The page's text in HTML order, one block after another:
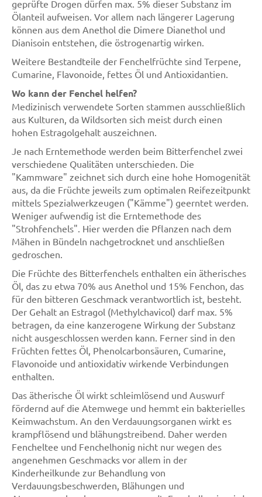
geprüfte Drogen dürfen max. 5% dieser Substanz im
Ölanteil aufweisen. Vor allem nach längerer Lagerung
können aus dem Anethol die Dimere Dianethol und
Dianisoin entstehen, die östrogenartig wirken.
Weitere Bestandteile der Fenchelfrüchte sind Terpene,
Cumarine, Flavonoide, fettes Öl und Antioxidantien.
Wo kann der Fenchel helfen?
Medizinisch verwendete Sorten stammen ausschließlich
aus Kulturen, da Wildsorten sich meist durch einen
hohen Estragolgehalt auszeichnen.
Je nach Erntemethode werden beim Bitterfenchel zwei
verschiedene Qualitäten unterschieden. Die
"Kammware" zeichnet sich durch eine hohe Homogenität
aus, da die Früchte jeweils zum optimalen Reifezeitpunkt
mittels Spezialwerkzeugen ("Kämme") geerntet werden.
Weniger aufwendig ist die Erntemethode des
"Strohfenchels". Hier werden die Pflanzen nach dem
Mähen in Bündeln nachgetrocknet und anschließen
gedroschen.
Die Früchte des Bitterfenchels enthalten ein ätherisches
Öl, das zu etwa 70% aus Anethol und 15% Fenchon, das
für den bitteren Geschmack verantwortlich ist, besteht.
Der Gehalt an Estragol (Methylchavicol) darf max. 5%
betragen, da eine kanzerogene Wirkung der Substanz
nicht ausgeschlossen werden kann. Ferner sind in den
Früchten fettes Öl, Phenolcarbonsäuren, Cumarine,
Flavonoide und antioxidativ wirkende Verbindungen
enthalten.
Das ätherische Öl wirkt schleimlösend und Auswurf
fördernd auf die Atemwege und hemmt ein bakterielles
Keimwachstum. An den Verdauungsorganen wirkt es
krampflösend und blähungstreibend. Daher werden
Fencheltee und Fenchelhonig nicht nur wegen des
angenehmen Geschmacks vor allem in der
Kinderheilkunde zur Behandlung von
Verdauungsbeschwerden, Blähungen und